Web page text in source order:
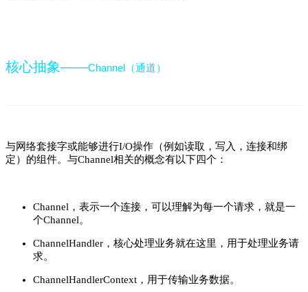
核心抽象——Channel（通道）
与网络套接字或能够进行I/O操作（例如读取，写入，连接和绑
定）的组件。与Channel相关的概念有以下四个：
Channel，表示一个连接，可以理解为每一个请求，就是一
个Channel。
ChannelHandler，核心处理业务就在这里，用于处理业务请
求。
ChannelHandlerContext，用于传输业务数据。